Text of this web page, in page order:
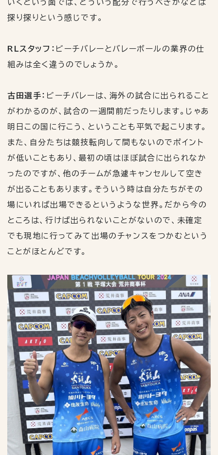
いくという面では、どういう配分で行うべきかなどは
探り探りという感じです。
RLスタッフ： ビーチバレーとバレーボールの業界の仕
組みは全く違うのでしょうか。
古田選手： ビーチバレーは、海外の試合に出られること
がわかるのが、試合の一週間前だったりします。じゃあ
明日この国に行こう、ということも平気で起こります。
また、自分たちは競技転向して間もないのでポイント
が低いこともあり、最初の頃はほぼ試合に出られなか
ったのですが、他のチームが急遽キャンセルして空き
が出ることもあります。そういう時は自分たちがその
場にいれば出場できるというような世界。だから今の
ところは、行けば出られないことがないので、未確定
でも現地に行ってみて出場のチャンスをつかむという
ことがほとんどです。